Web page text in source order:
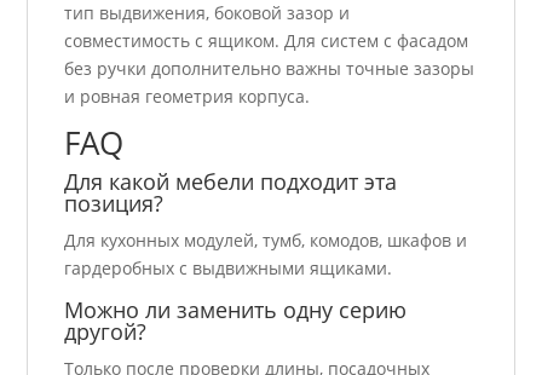
тип выдвижения, боковой зазор и
совместимость с ящиком. Для систем с фасадом
без ручки дополнительно важны точные зазоры
и ровная геометрия корпуса.
FAQ
Для какой мебели подходит эта
позиция?
Для кухонных модулей, тумб, комодов, шкафов и
гардеробных с выдвижными ящиками.
Можно ли заменить одну серию
другой?
Только после проверки длины, посадочных